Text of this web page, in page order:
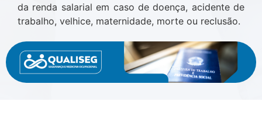
da renda salarial em caso de doença, acidente de
trabalho, velhice, maternidade, morte ou reclusão.